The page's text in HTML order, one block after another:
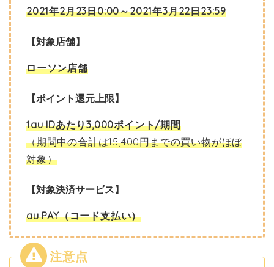
2021年2月23日0:00～2021年3月22日23:59
【対象店舗】
ローソン店舗
【ポイント還元上限】
1au IDあたり3,000ポイント/期間
（期間中の合計は15,400円までの買い物がほぼ
対象）
【対象決済サービス】
au PAY（コード支払い）